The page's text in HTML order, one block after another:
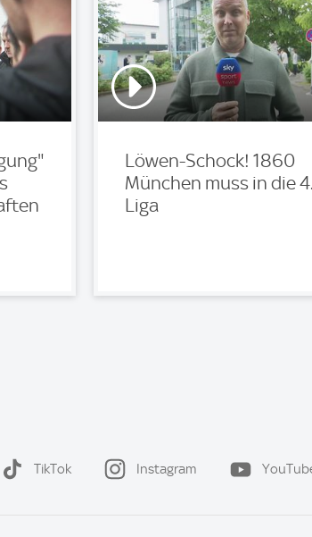
Löwen-Schock! 1860
München muss in die 4.
Liga
TikTok Instagram